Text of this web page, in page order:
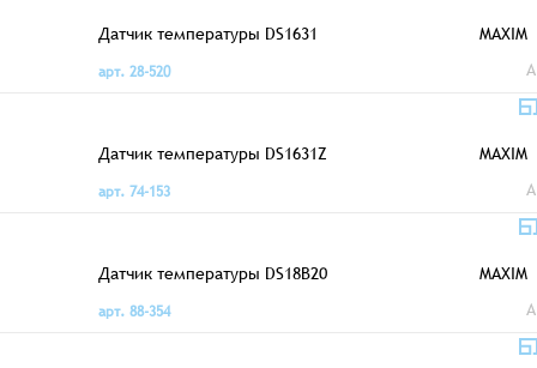
Датчик температуры DS1631
MAXIM
арт. 28-520
A
Датчик температуры DS1631Z
MAXIM
арт. 74-153
A
Датчик температуры DS18B20
MAXIM
арт. 88-354
A